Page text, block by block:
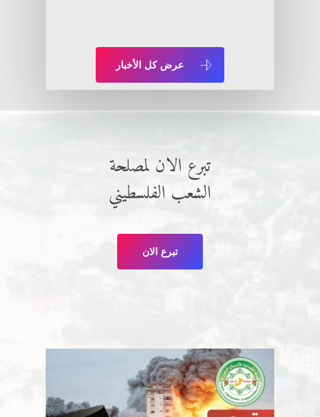
عرض كل الأخبار
تبرع الان لمصلحة
الشعب الفلسطيني
تبرع الان